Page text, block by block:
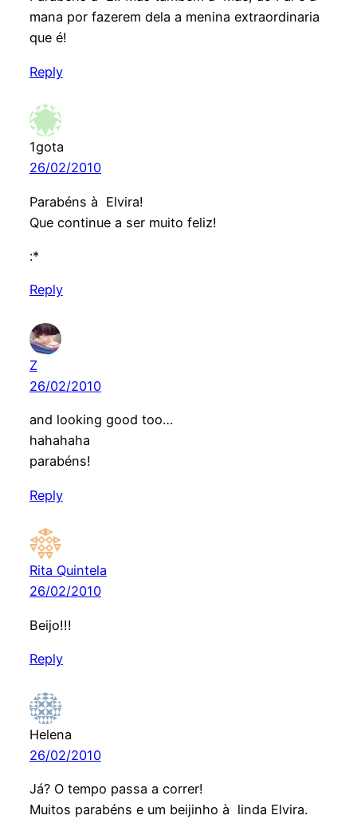
mana por fazerem dela a menina extraordinaria
que é!
Reply
1gota
26/02/2010
Parabéns à Elvira!
Que continue a ser muito feliz!
:*
Reply
Z
26/02/2010
and looking good too…
hahahaha
parabéns!
Reply
Rita Quintela
26/02/2010
Beijo!!!
Reply
Helena
26/02/2010
Já? O tempo passa a correr!
Muitos parabéns e um beijinho à linda Elvira.